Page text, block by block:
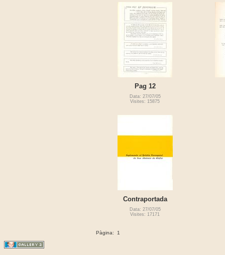
Pag 12
Data: 27/07/05
Visites: 15875
Contraportada
Data: 27/07/05
Visites: 17171
Pàgina: 1